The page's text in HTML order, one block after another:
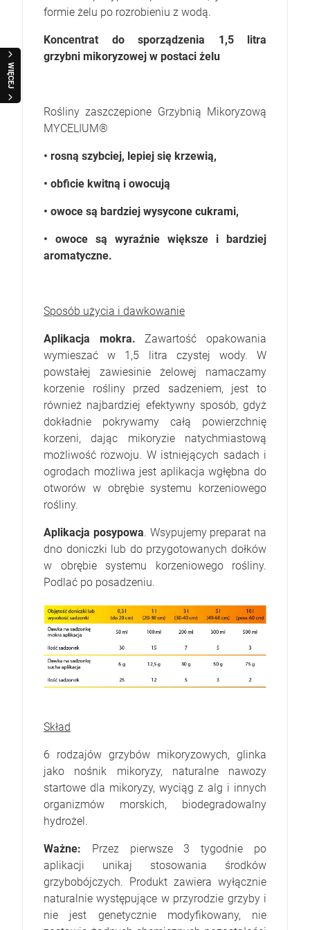
WIĘCEJ
formie żelu po rozrobieniu z wodą.
Koncentrat do sporządzenia 1,5 litra
grzybni mikoryzowej w postaci żelu
Rośliny zaszczepione Grzybnią Mikoryzową
MYCELIUM®
• rosną szybciej, lepiej się krzewią,
• obficie kwitną i owocują
• owoce są bardziej wysycone cukrami,
• owoce są wyraźnie większe i bardziej
aromatyczne.
Sposób użycia i dawkowanie
Aplikacja mokra. Zawartość opakowania
wymieszać w 1,5 litra czystej wody. W
powstałej zawiesinie żelowej namaczamy
korzenie rośliny przed sadzeniem, jest to
również najbardziej efektywny sposób, gdyż
dokładnie pokrywamy całą powierzchnię
korzeni, dając mikoryzie natychmiastową
możliwość rozwoju. W istniejących sadach i
ogrodach możliwa jest aplikacja wgłębna do
otworów w obrębie systemu korzeniowego
rośliny.
Aplikacja posypowa. Wsypujemy preparat na
dno doniczki lub do przygotowanych dołków
w obrębie systemu korzeniowego rośliny.
Podlać po posadzeniu.
Skład
6 rodzajów grzybów mikoryzowych, glinka
jako nośnik mikoryzy, naturalne nawozy
startowe dla mikoryzy, wyciąg z alg i innych
organizmów morskich, biodegradowalny
hydrożel.
Ważne: Przez pierwsze 3 tygodnie po
aplikacji unikaj stosowania środków
grzybobójczych. Produkt zawiera wyłącznie
naturalnie występujące w przyrodzie grzyby i
nie jest genetycznie modyfikowany, nie